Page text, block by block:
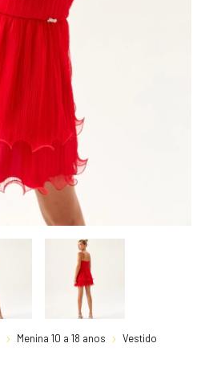
Menina 10 a 18 anos Vestido